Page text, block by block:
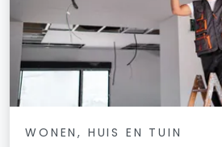
WONEN, HUIS EN TUIN